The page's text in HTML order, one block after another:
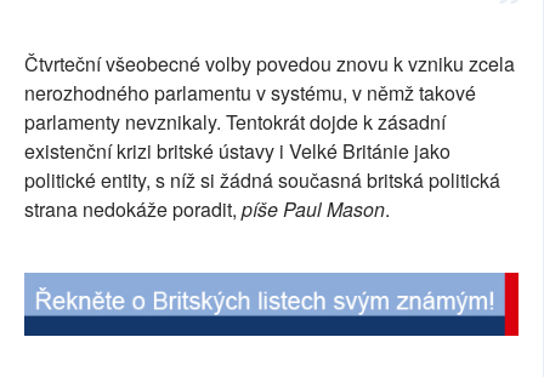
Čtvrteční všeobecné volby povedou znovu k vzniku zcela
nerozhodného parlamentu v systému, v němž takové
parlamenty nevznikaly. Tentokrát dojde k zásadní
existenční krizi britské ústavy i Velké Británie jako
politické entity, s níž si žádná současná britská politická
strana nedokáže poradit, píše Paul Mason.